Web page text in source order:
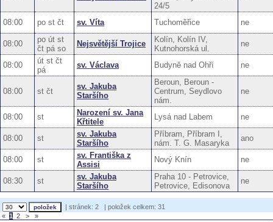
24/5
08:00 po st čt sv. Víta Tuchoměřice ne
08:00
po út st
čt pá so
Nejsvětější Trojice
Kolín, Kolín IV,
Kutnohorská ul.
ne
08:00
út st čt
pá
sv. Václava Budyně nad Ohří ne
08:00 st čt
sv. Jakuba
Staršího
Beroun, Beroun -
Centrum, Seydlovo
nám.
ne
08:00 st
Narození sv. Jana
Křtitele
Lysá nad Labem ne
08:00 st
sv. Jakuba
Staršího
Příbram, Příbram I,
nám. T. G. Masaryka
ano
08:00 st
sv. Františka z
Assisi
Nový Knín ne
08:30 st
sv. Jakuba
Staršího
Praha 10 - Petrovice,
Petrovice, Edisonova
ne
| stránek: 2
| položek celkem: 31
« 1 2 > »